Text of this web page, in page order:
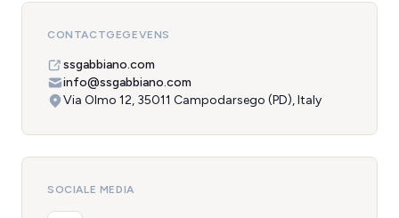
CONTACTGEGEVENS
ssgabbiano.com
info@ssgabbiano.com
Via Olmo 12, 35011 Campodarsego (PD), Italy
SOCIALE MEDIA